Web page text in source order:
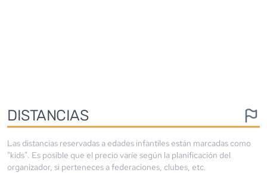
DISTANCIAS
Las distancias reservadas a edades infantiles están marcadas como
"kids". Es posible que el precio varíe según la planificación del
organizador, si perteneces a federaciones, clubes, etc.